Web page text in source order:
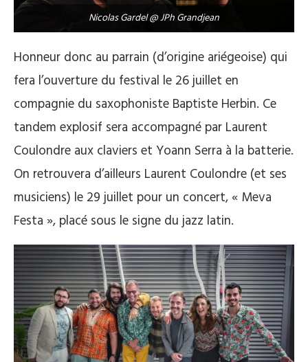
Nicolas Gardel @ JPh Grandjean
Honneur donc au parrain (d’origine ariégeoise) qui
fera l’ouverture du festival le 26 juillet en
compagnie du saxophoniste Baptiste Herbin. Ce
tandem explosif sera accompagné par Laurent
Coulondre aux claviers et Yoann Serra à la batterie.
On retrouvera d’ailleurs Laurent Coulondre (et ses
musiciens) le 29 juillet pour un concert, « Meva
Festa », placé sous le signe du jazz latin.